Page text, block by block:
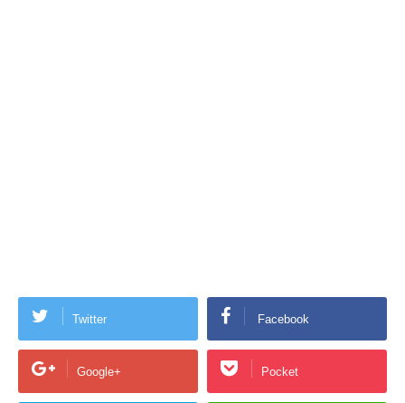
Twitter Facebook
Google+ Pocket